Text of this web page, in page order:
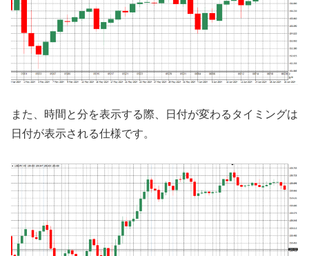
また、時間と分を表示する際、日付が変わるタイミングは
日付が表示される仕様です。